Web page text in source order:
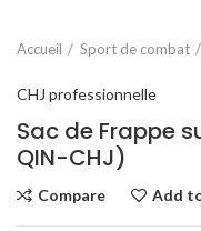
Accueil Sport de combat
CHJ professionnelle
Sac de Frappe
QIN-CHJ)
Compare Add